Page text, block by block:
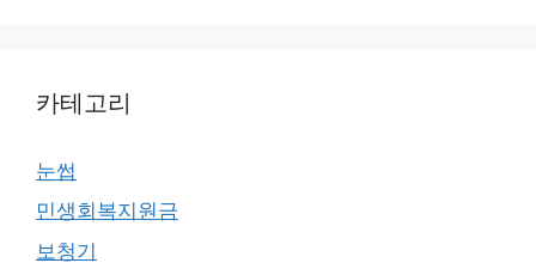
카테고리
눈썹
민생회복지원금
보청기